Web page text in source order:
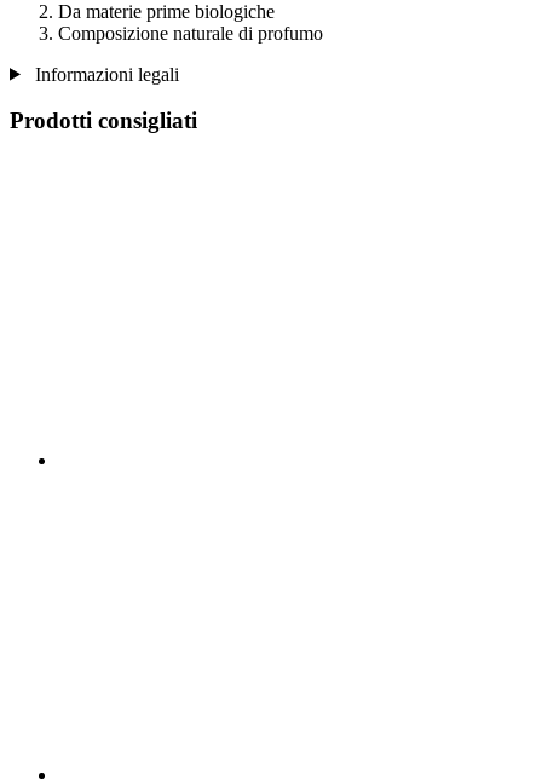
Da materie prime biologiche
Composizione naturale di profumo
Informazioni legali
Prodotti consigliati